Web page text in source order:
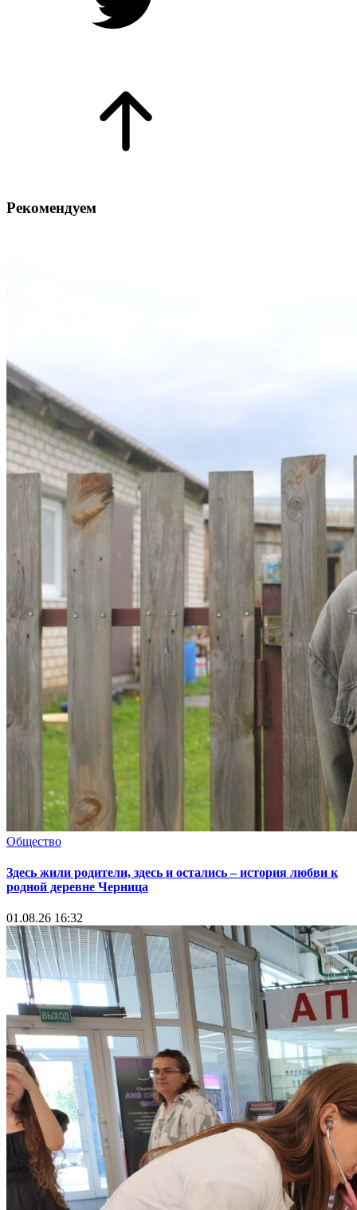
Рекомендуем
Общество
Здесь жили родители, здесь и остались – история любви к
родной деревне Черница
01.08.26 16:32